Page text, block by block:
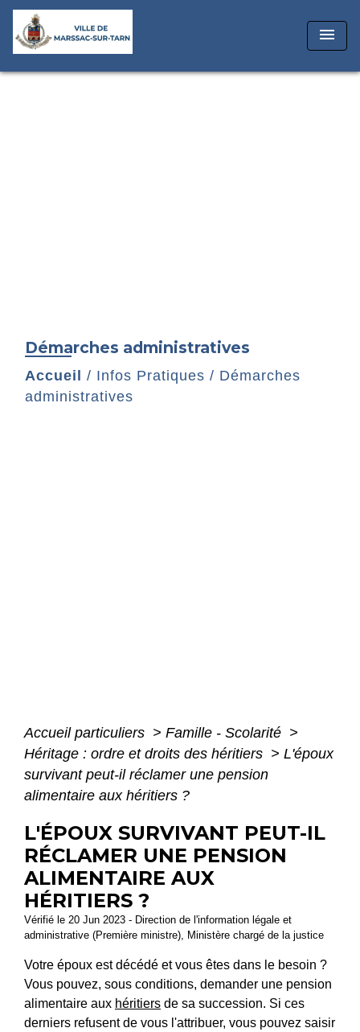
menu
Démarches administratives
Accueil / Infos Pratiques / Démarches
administratives
Accueil particuliers > Famille - Scolarité >
Héritage : ordre et droits des héritiers > L'époux
survivant peut-il réclamer une pension
alimentaire aux héritiers ?
L'ÉPOUX SURVIVANT PEUT-IL
RÉCLAMER UNE PENSION
ALIMENTAIRE AUX
HÉRITIERS ?
Vérifié le 20 Jun 2023 - Direction de l'information légale et
administrative (Première ministre), Ministère chargé de la justice
Votre époux est décédé et vous êtes dans le besoin ?
Vous pouvez, sous conditions, demander une pension
alimentaire aux héritiers de sa succession. Si ces
derniers refusent de vous l'attribuer, vous pouvez saisir